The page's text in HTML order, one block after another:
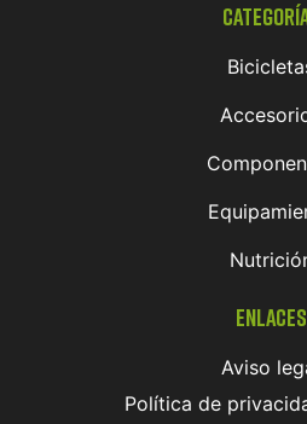
Enlaces
Aviso
Política de